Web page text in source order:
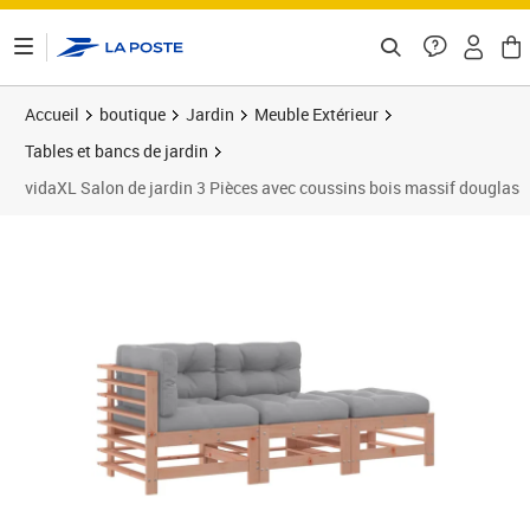
Accueil boutique Jardin
Meuble Extérieur
Tables et bancs de jardin
vidaXL Salon de jardin 3 Pièces avec coussins bois massif douglas